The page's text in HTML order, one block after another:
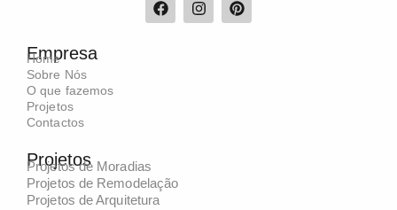
Empresa
Home
Sobre Nós
O que fazemos
Projetos
Contactos
Projetos
Projetos de Moradias
Projetos de Remodelação
Projetos de Arquitetura